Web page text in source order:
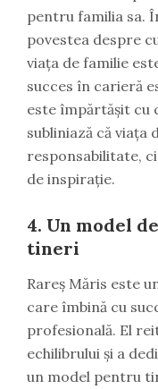
pentru familia sa.
povestea despre
viața de familie
succes în carieră
este împărtășit cu
subliniază că viața
responsabilitate,
de inspirație.
4. Un model
tineri
Rareș Măris este
care îmbină cu
profesională. El
echilibrului și a
un model pentru